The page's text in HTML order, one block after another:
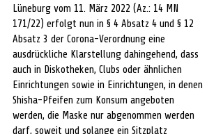
Lüneburg vom 11. März 2022 (Az.: 14 MN
171/22) erfolgt nun in § 4 Absatz 4 und § 12
Absatz 3 der Corona-Verordnung eine
ausdrückliche Klarstellung dahingehend, dass
auch in Diskotheken, Clubs oder ähnlichen
Einrichtungen sowie in Einrichtungen, in denen
Shisha-Pfeifen zum Konsum angeboten
werden, die Maske nur abgenommen werden
darf, soweit und solange ein Sitzplatz